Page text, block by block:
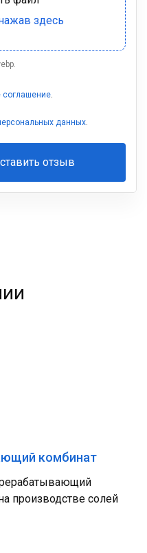
соглашение.
данных.
отзыв
комбинат
производстве солей